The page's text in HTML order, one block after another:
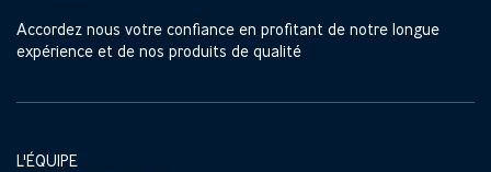
Accordez nous votre confiance en profitant de notre longue
expérience et de nos produits de qualité
L'ÉQUIPE